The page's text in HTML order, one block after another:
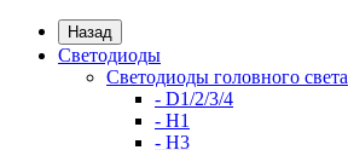
Назад
Светодиоды
Светодиоды головного света
- D1/2/3/4
- H1
- H3